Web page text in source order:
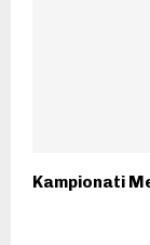
Kampionati